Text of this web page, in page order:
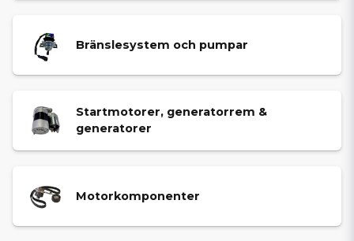
Bränslesystem och pumpar
Startmotorer, generatorrem &
generatorer
Motorkomponenter